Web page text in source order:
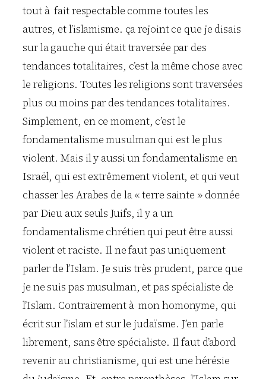
tout à fait respectable comme toutes les
autres, et l’islamisme. ça rejoint ce que je disais
sur la gauche qui était traversée par des
tendances totalitaires, c’est la même chose avec
le religions. Toutes les religions sont traversées
plus ou moins par des tendances totalitaires.
Simplement, en ce moment, c’est le
fondamentalisme musulman qui est le plus
violent. Mais il y aussi un fondamentalisme en
Israël, qui est extrêmement violent, et qui veut
chasser les Arabes de la « terre sainte » donnée
par Dieu aux seuls Juifs, il y a un
fondamentalisme chrétien qui peut être aussi
violent et raciste. Il ne faut pas uniquement
parler de l’Islam. Je suis très prudent, parce que
je ne suis pas musulman, et pas spécialiste de
l’Islam. Contrairement à mon homonyme, qui
écrit sur l’islam et sur le judaïsme. J’en parle
librement, sans être spécialiste. Il faut d’abord
revenir au christianisme, qui est une hérésie